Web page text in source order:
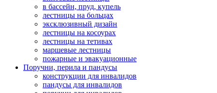
в бассейн, пруд, купель
лестницы на больцах
эксклюзивный дизайн
лестницы на косоурах
лестницы на тетивах
маршевые лестницы
пожарные и эвакуационные
Поручни, перила и пандусы
конструкции для инвалидов
пандусы для инвалидов